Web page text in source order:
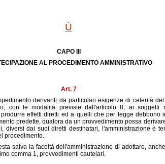
Ù
CAPO III
AL PROCEDIMENTO AMMINISTRATIVO
Art. 7
derivanti da particolari esigenze di celerità del
con le modalità previste dall'articolo 8, ai soggetti
effetti diretti ed a quelli che per legge debbono
predette, qualora da un provvedimento possa
diversi dai suoi diretti destinatari, l'amministrazione è
procedimento.
salva la facoltà dell'amministrazione di adottare,
comma 1, provvedimenti cautelari.